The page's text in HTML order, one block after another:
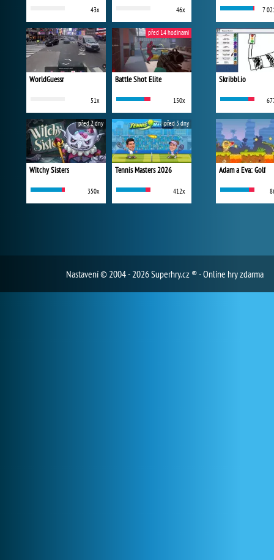
43x 46x
WorldGuessr
51x
Battle Shot Elite
150x
před 14 hodinami
Witchy Sisters
350x
před 2 dny
Tennis Masters 2026
412x
před 3 dny
7
Skribbl.io
Adam a Eva: Golf
Nastavení© 2004 - 2026 Superhry.cz ® - Online hry zdarma